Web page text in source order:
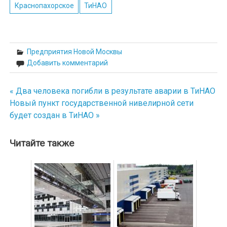
Краснопахорское ТиНАО
Предприятия Новой Москвы
Добавить комментарий
Навигация
по
« Два человека погибли в результате аварии в ТиНАО
Новый пункт государственной нивелирной сети
будет создан в ТиНАО »
Читайте также